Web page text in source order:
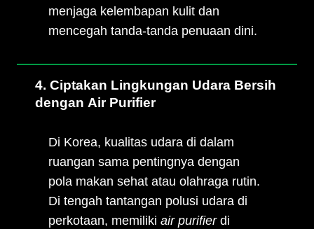
menjaga kelembapan kulit dan
mencegah tanda-tanda penuaan dini.
4. Ciptakan Lingkungan Udara Bersih
dengan Air Purifier
Di Korea, kualitas udara di dalam
ruangan sama pentingnya dengan
pola makan sehat atau olahraga rutin.
Di tengah tantangan polusi udara di
perkotaan, memiliki air purifierdi